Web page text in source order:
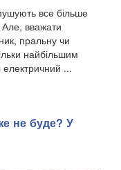
все більше
Але, вважати
пральну чи
найбільшим
...
не буде? У